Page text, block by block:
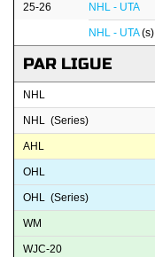
25-26 NHL - UTA
NHL - UTA(s)
PAR LIGUE
NHL
NHL (Series)
AHL
OHL
OHL (Series)
WM
WJC-20